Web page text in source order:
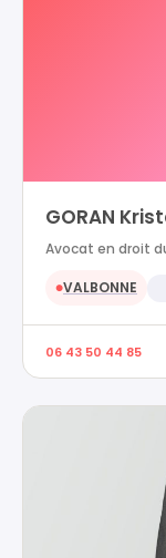
GORAN
Avocat en droit
●VALBONNE
06 43 50 44 85